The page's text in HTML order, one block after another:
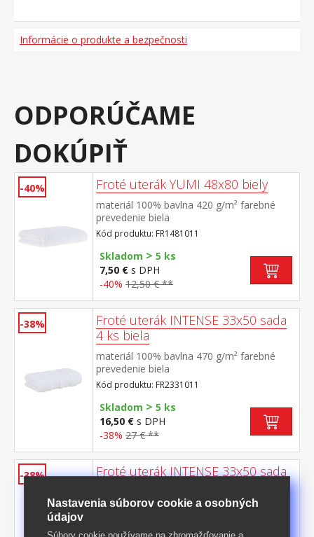
Informácie o produkte a bezpečnosti
ODPORÚČAME
DOKÚPIŤ
-40% Froté uterák YUMI 48x80 biely
materiál 100% bavlna 420 g/m² farebné
prevedenie biela
Kód produktu: FR1481011
Skladom > 5 ks
7,50 € s DPH
-40% 12,50 € **
-38%
Froté uterák INTENSE 33x50 sada
4 ks biela
materiál 100% bavlna 470 g/m² farebné
prevedenie biela
Kód produktu: FR2331011
Skladom > 5 ks
16,50 € s DPH
-38% 27 € **
-38%
Froté uterák INTENSE 33x50 sada
materiál 100% bavlna 470 g/m² farebné
Nastavenia súborov cookie a osobných
údajov
Súbory cookie používame na zhromažďovanie a